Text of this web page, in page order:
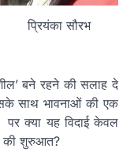
प्रियंका सौरभ
बने रहने की सलाह दे
साथ भावनाओं की एक
पर क्या यह विदाई केवल
की शुरुआत?